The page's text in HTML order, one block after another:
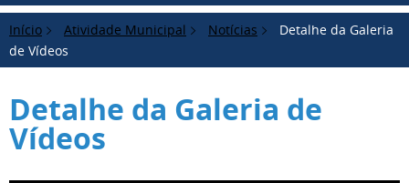
Início Atividade Municipal Notícias
Detalhe da Galeria
de Vídeos
Detalhe da Galeria de
Vídeos